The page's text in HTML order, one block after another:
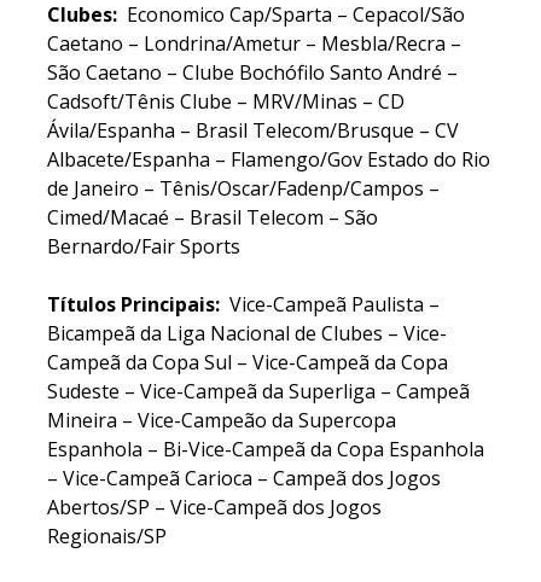
Clubes: Economico Cap/Sparta – Cepacol/São
Caetano – Londrina/Ametur – Mesbla/Recra –
São Caetano – Clube Bochófilo Santo André –
Cadsoft/Tênis Clube – MRV/Minas – CD
Ávila/Espanha – Brasil Telecom/Brusque – CV
Albacete/Espanha – Flamengo/Gov Estado do Rio
de Janeiro – Tênis/Oscar/Fadenp/Campos –
Cimed/Macaé – Brasil Telecom – São
Bernardo/Fair Sports
Títulos Principais: Vice-Campeã Paulista –
Bicampeã da Liga Nacional de Clubes – Vice-
Campeã da Copa Sul – Vice-Campeã da Copa
Sudeste – Vice-Campeã da Superliga – Campeã
Mineira – Vice-Campeão da Supercopa
Espanhola – Bi-Vice-Campeã da Copa Espanhola
– Vice-Campeã Carioca – Campeã dos Jogos
Abertos/SP – Vice-Campeã dos Jogos
Regionais/SP